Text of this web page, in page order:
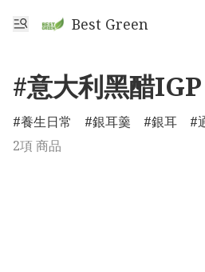
Best Green
#意大利黑醋IGP
養生日常 銀耳羹 銀耳
2項 商品